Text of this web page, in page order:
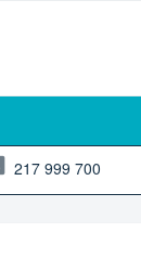
217 999 700